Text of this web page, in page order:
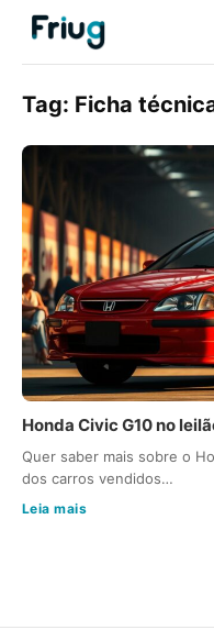
Tag: Ficha
Honda Civic G10 no
Quer saber mais sobre o
dos carros vendidos…
Leia mais